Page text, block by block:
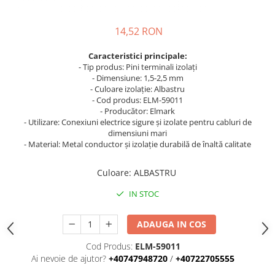
Cofrete, dulapuri și doze
Cofrete de plastic și accesorii
Coftere metalice și accesorii
Iluminat
Lămpi și componente
Paratrasnet și Protecție la Trăsnet
14,52 RON
Caracteristici principale:
- Tip produs: Pini terminali izolați
- Dimensiune: 1,5-2,5 mm
- Culoare izolație: Albastru
- Cod produs: ELM-59011
- Producător: Elmark
- Utilizare: Conexiuni electrice sigure și izolate pentru cabluri de
dimensiuni mari
- Material: Metal conductor și izolație durabilă de înaltă calitate
Culoare: ALBASTRU
IN STOC
ADAUGA IN COS
Cod Produs: ELM-59011
Ai nevoie de ajutor? +40747948720 / +40722705555